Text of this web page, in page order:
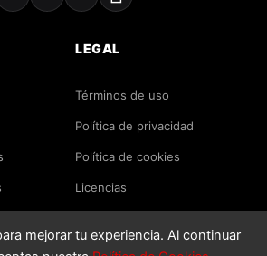
LEGAL
Términos de uso
Política de privacidad
Política de cookies
Licencias
mejorar tu experiencia. Al continuar